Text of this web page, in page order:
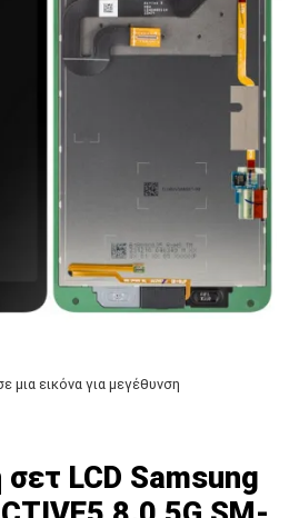
μια εικόνα για μεγέθυνση
σετ LCD Samsung